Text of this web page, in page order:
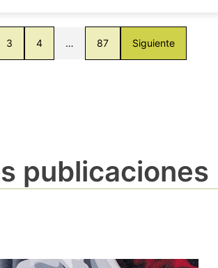
3 4 … 87 Siguiente
publicaciones